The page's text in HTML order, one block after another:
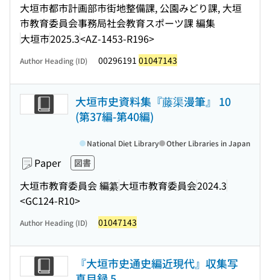
大垣市都市計画部市街地整備課, 公園みどり課, 大垣
市教育委員会事務局社会教育スポーツ課 編集
大垣市2025.3<AZ-1453-R196>
Author Heading (ID) 00296191 01047143
大垣市史資料集『藤渠漫筆』 10
(第37編-第40編)
Paper 図書
大垣市教育委員会 編纂大垣市教育委員会2024.3
<GC124-R10>
National Diet Library Other Libraries in Japan
Author Heading (ID) 01047143
『大垣市史通史編近現代』収集写